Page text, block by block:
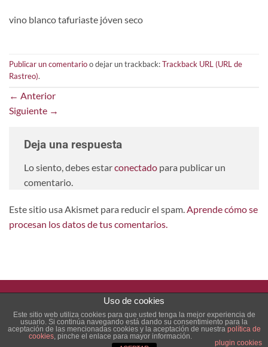
vino blanco tafuriaste jóven seco
Publicar un comentarioo dejar un trackback:Trackback URL (URL de
Rastreo).
← Anterior
Siguiente →
Deja una respuesta
Lo siento, debes estarconectado para publicar un
comentario.
Este sitio usa Akismet para reducir el spam.Aprende cómo se
procesan los datos de tus comentarios.
PayPal Stripe
INICIO CHECKOUT CONDICIONES GENERALES
Copyright 2026 ©Bodega Tafuriaste
Uso de cookies
Este sitio web utiliza cookies para que usted tenga la mejor experiencia de
usuario. Si continúa navegando está dando su consentimiento para la
aceptación de las mencionadas cookies y la aceptación de nuestra política de
cookies, pinche el enlace para mayor información.
plugin cookies